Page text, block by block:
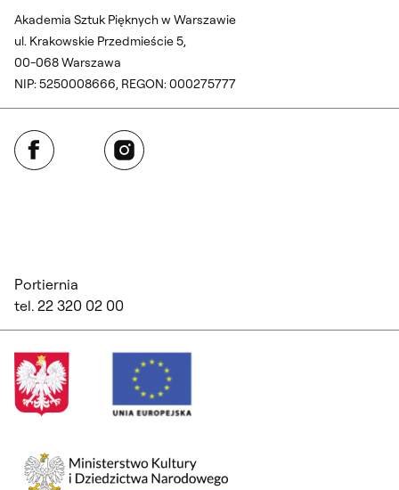
Akademia Sztuk Pięknych w Warszawie
ul. Krakowskie Przedmieście 5,
00-068 Warszawa
NIP: 5250008666, REGON: 000275777
Facebook Instagram
Portiernia
tel. 22 320 02 00